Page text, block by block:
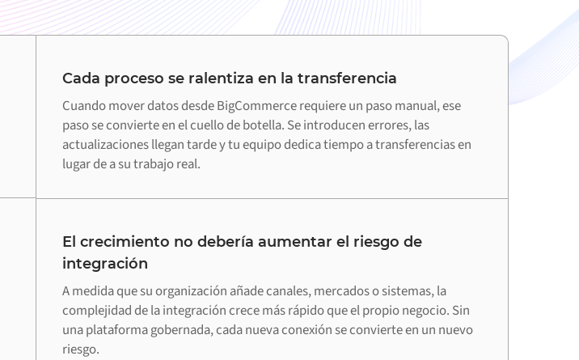
Cada proceso se ralentiza en la transferencia
Cuando mover datos desde BigCommerce requiere un paso manual, ese
paso se convierte en el cuello de botella. Se introducen errores, las
actualizaciones llegan tarde y tu equipo dedica tiempo a transferencias en
lugar de a su trabajo real.
El crecimiento no debería aumentar el riesgo de
integración
A medida que su organización añade canales, mercados o sistemas, la
complejidad de la integración crece más rápido que el propio negocio. Sin
una plataforma gobernada, cada nueva conexión se convierte en un nuevo
riesgo.